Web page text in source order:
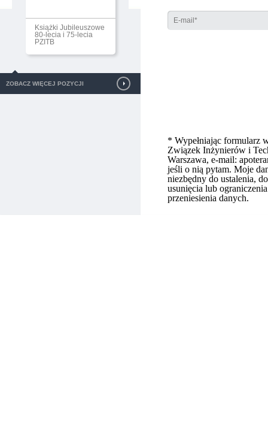
Książki Jubileuszowe
80-lecia i 75-lecia
PZITB
Prenumerata
ZOBACZ WIĘCEJ POZYCJI
* Wypełniając formularz
Związek Inżynierów i
Warszawa, e-mail:
jeśli o nią pytam. Moje
niezbędny do ustalenia,
usunięcia lub
przeniesienia danych.